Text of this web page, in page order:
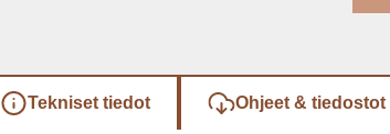
Tekniset tiedot Ohjeet & tiedostot